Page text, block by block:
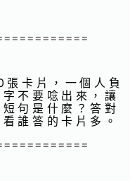
卡片，一個人負
不要唸出來，讓
句是什麼？答對
誰答的卡片多。